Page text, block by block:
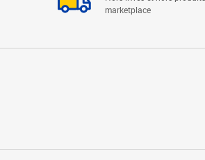
marketplace